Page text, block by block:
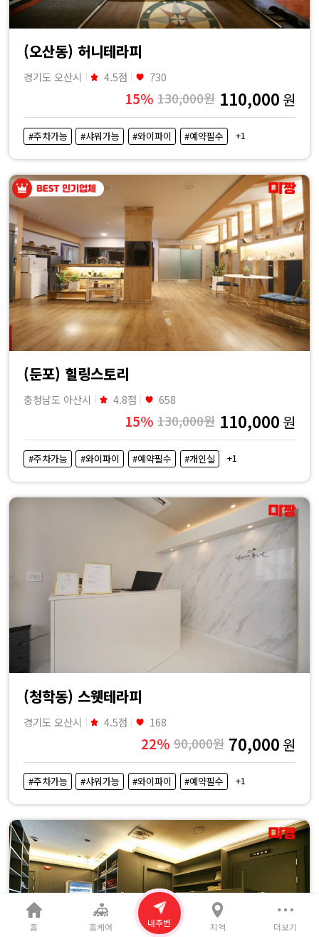
(오산동) 허니테라피
경기도 오산시 4.5점 730
15% 130,000원 110,000 원
#주차가능 #샤워가능 #와이파이 #예약필수 +1
(둔포) 힐링스토리
충청남도 아산시 4.8점 658
15% 130,000원 110,000 원
#주차가능 #와이파이 #예약필수 #개인실 +1
(청학동) 스웻테라피
경기도 오산시 4.5점 168
22% 90,000원 70,000 원
#주차가능 #샤워가능 #와이파이 #예약필수 +1
홈 홈케어 내주변 지역 더보기